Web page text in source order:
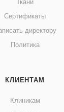
Ткани
Сертификаты
директору
Политика
КЛИЕНТАМ
Клиникам